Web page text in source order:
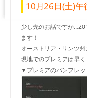
10月26日(土)午
少し先のお話ですが
ます！
オーストリア・リンツ州
現地でのプレミアは早く
▼プレミアのパンフレッ